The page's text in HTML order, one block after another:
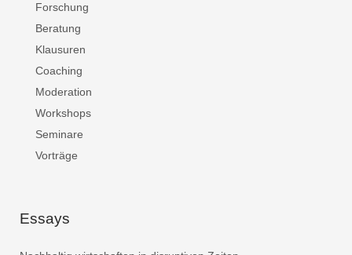
Forschung
Beratung
Klausuren
Coaching
Moderation
Workshops
Seminare
Vorträge
Essays